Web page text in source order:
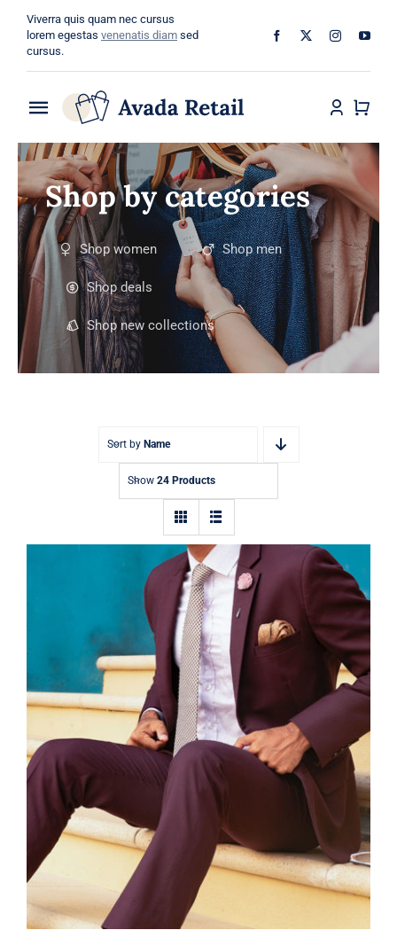
content
Viverra quis quam nec cursus
lorem egestas venenatis diam sed
cursus.
Toggle
Navigation
Home
About
Shop
Categories
Blog
Shop by categories
Shop women Shop men
Shop deals
Shop new collections
Sort by Name
Show 24 Products
Burgundy Suit